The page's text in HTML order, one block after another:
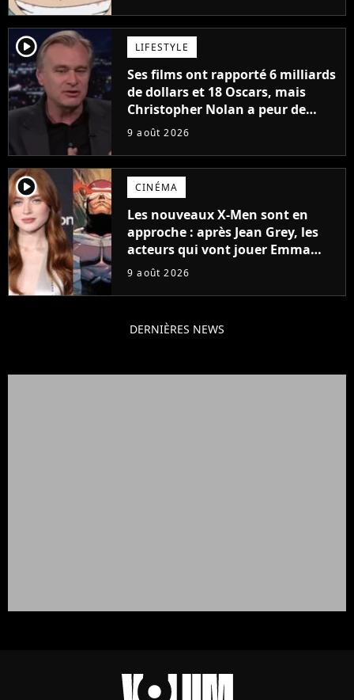
player2 LIFESTYLE
Ses films ont rapporté 6 milliards
de dollars et 18 Oscars, mais
Christopher Nolan a peur de
tourner un genre de films très
9 août 2026
player2 CINÉMA
Les nouveaux X-Men sont en
approche : après Jean Grey, les
acteurs qui vont jouer Emma
Frost et Cyclope trouvés !
9 août 2026
DERNIÈRES NEWS